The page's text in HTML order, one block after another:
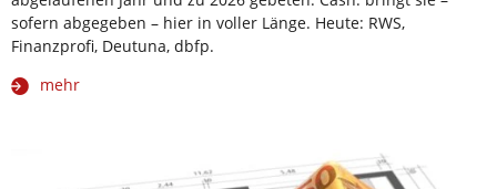
sofern abgegeben – hier in voller Länge. Heute: RWS,
Finanzprofi, Deutuna, dbfp.
mehr